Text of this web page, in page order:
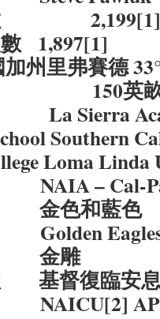
數 2,199[1]
1,897[1]
州里弗賽德
英畝（61
Sierra
Southern
Loma
– Cal-
色和藍色
金雕
基督復臨安